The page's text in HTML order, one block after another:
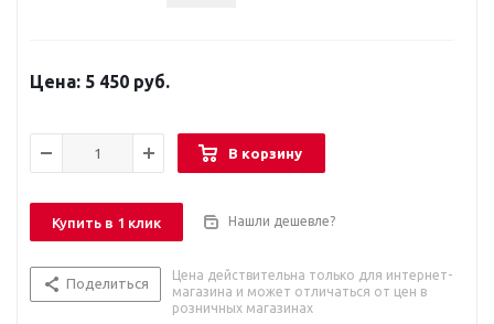
5 450 руб.
В корзину
Купить в 1 клик Нашли дешевле?
Поделиться
Цена действительна только для интернет-
магазина и может отличаться от цен в
розничных магазинах